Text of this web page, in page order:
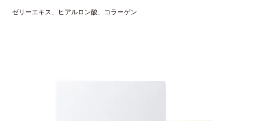
ゼリーエキス、ヒアルロン酸、コラーゲン